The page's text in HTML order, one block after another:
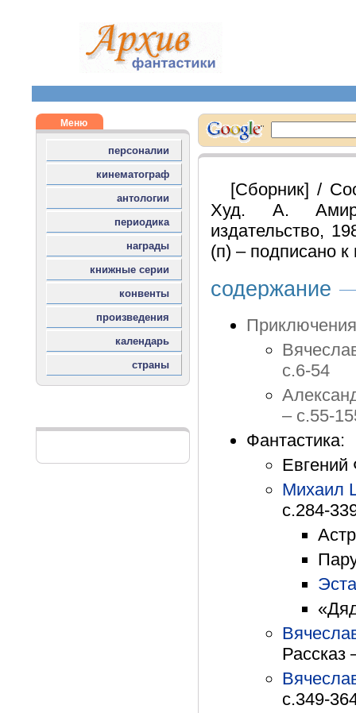
[Сборник] /
Худ. А.
издательство,
(п) – подписано к
содержание
с.6-54
– с.55-
Фантастика:
Евгений
Михаил
с.284-
Рассказ
с.349-